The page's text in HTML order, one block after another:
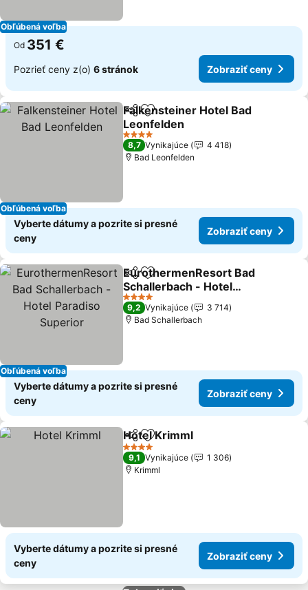
Obľúbená voľba
Od 351 €
Pozrieť ceny z(o) 6 stránok Zobraziť ceny
Obľúbená voľba
ZdieľaťPridať do obľúbených
Falkensteiner Hotel Bad
Leonfelden
4 Počet hviezdičiek
8,7 Vynikajúce
4 418
Bad Leonfelden
Vyberte dátumy a pozrite si presné
ceny
Zobraziť ceny
Obľúbená voľba
ZdieľaťPridať do obľúbených
EurothermenResort Bad
Schallerbach - Hotel
Paradiso Superior
4 Počet hviezdičiek
9,2 Vynikajúce
3 714
Bad Schallerbach
Vyberte dátumy a pozrite si presné
ceny
Zobraziť ceny
ZdieľaťPridať do obľúbených
Hotel Krimml
4 Počet hviezdičiek
9,1 Vynikajúce
1 306
Krimml
Vyberte dátumy a pozrite si presné
ceny
Zobraziť ceny